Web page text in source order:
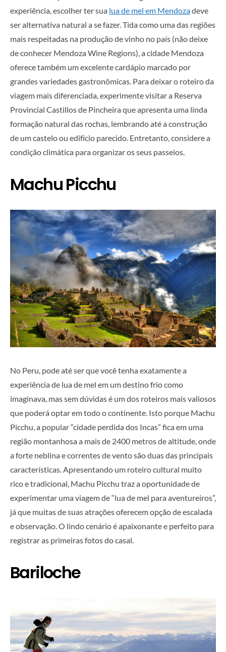
experiência, escolher ter sua lua de mel em Mendozadeve
ser alternativa natural a se fazer. Tida como uma das regiões
mais respeitadas na produção de vinho no país (não deixe
de conhecer Mendoza Wine Regions), a cidade Mendoza
oferece também um excelente cardápio marcado por
grandes variedades gastronômicas. Para deixar o roteiro da
viagem mais diferenciada, experimente visitar a Reserva
Provincial Castillos de Pincheira que apresenta uma linda
formação natural das rochas, lembrando até a construção
de um castelo ou edifício parecido. Entretanto, considere a
condição climática para organizar os seus passeios.
Machu Picchu
No Peru, pode até ser que você tenha exatamente a
experiência de lua de mel em um destino frio como
imaginava, mas sem dúvidas é um dos roteiros mais valiosos
que poderá optar em todo o continente. Isto porque Machu
Picchu, a popular “cidade perdida dos Incas” fica em uma
região montanhosa a mais de 2400 metros de altitude, onde
a forte neblina e correntes de vento são duas das principais
características. Apresentando um roteiro cultural muito
rico e tradicional, Machu Picchu traz a oportunidade de
experimentar uma viagem de “lua de mel para aventureiros”,
já que muitas de suas atrações oferecem opção de escalada
e observação. O lindo cenário é apaixonante e perfeito para
registrar as primeiras fotos do casal.
Bariloche